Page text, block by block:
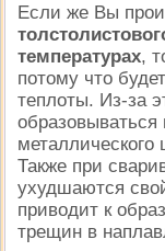
Если же Вы
температурах,
потому что
теплоты. Из-за
образовываться
металлического
Также при
ухудшаются
приводит к
трещин в